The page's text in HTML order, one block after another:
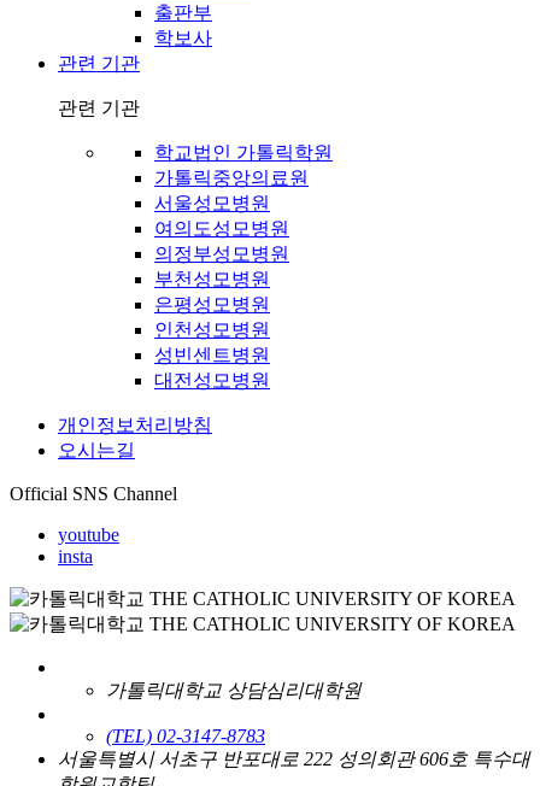
출판부
학보사
관련 기관
관련 기관
학교법인 가톨릭학원
가톨릭중앙의료원
서울성모병원
여의도성모병원
의정부성모병원
부천성모병원
은평성모병원
인천성모병원
성빈센트병원
대전성모병원
개인정보처리방침
오시는길
Official SNS Channel
youtube
insta
가톨릭대학교 상담심리대학원
(TEL) 02-3147-8783
서울특별시 서초구 반포대로 222 성의회관 606호 특수대